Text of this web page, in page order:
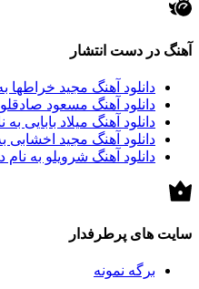
آهنگ در دست انتشار
دانلود آهنگ مجید خراطها
دانلود آهنگ مسعود
دانلود آهنگ میلاد بابایی به
دانلود آهنگ مجید
دانلود آهنگ شرویلو به نام
سایت های پرطرفدار
برگه نمونه